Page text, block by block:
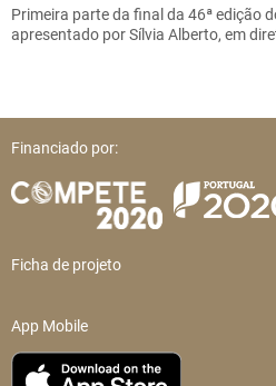
Primeira parte da final da 46ª edição
apresentado por Sílvia Alberto, em
Financiado por:
Ficha de projeto
App Mobile